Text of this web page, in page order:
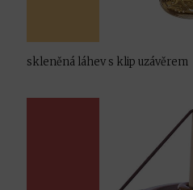
skleněná láhev s klip uzávěrem